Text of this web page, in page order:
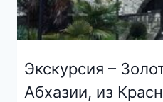
Экскурсия –
Абхазии, из